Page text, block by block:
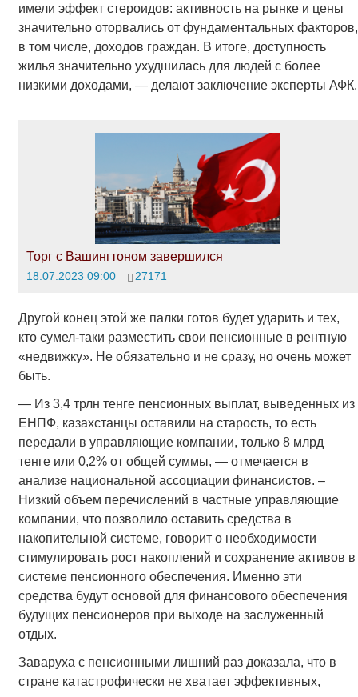
имели эффект стероидов: активность на рынке и цены
значительно оторвались от фундаментальных факторов,
в том числе, доходов граждан. В итоге, доступность
жилья значительно ухудшилась для людей с более
низкими доходами, — делают заключение эксперты АФК.
Торг с Вашингтоном завершился
18.07.2023 09:00 27171
Другой конец этой же палки готов будет ударить и тех,
кто сумел-таки разместить свои пенсионные в рентную
«недвижку». Не обязательно и не сразу, но очень может
быть.
— Из 3,4 трлн тенге пенсионных выплат, выведенных из
ЕНПФ, казахстанцы оставили на старость, то есть
передали в управляющие компании, только 8 млрд
тенге или 0,2% от общей суммы, — отмечается в
анализе национальной ассоциации финансистов. –
Низкий объем перечислений в частные управляющие
компании, что позволило оставить средства в
накопительной системе, говорит о необходимости
стимулировать рост накоплений и сохранение активов в
системе пенсионного обеспечения. Именно эти
средства будут основой для финансового обеспечения
будущих пенсионеров при выходе на заслуженный
отдых.
Заваруха с пенсионными лишний раз доказала, что в
стране катастрофически не хватает эффективных,